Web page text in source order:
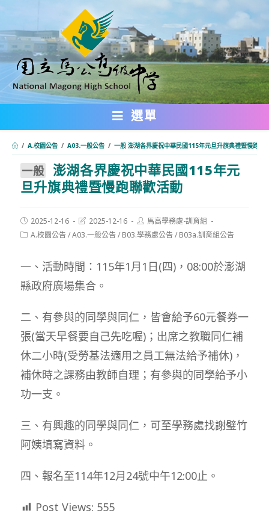
轉
主
要
內
選單
/ A.校園公告 / A03.一般公告 / 一般 澎湖各界慶祝中華民國115年元旦升旗典禮暨慢跑聯
一般 澎湖各界慶祝中華民國115年元
旦升旗典禮暨慢跑聯歡活動
Post
published:
2025-12-16
Post
modified:
2025-12-16
Post
author:
馬高學務處-訓育組
PostA.校園公告/A03.一般公告/ B03.學務處公告/ B03a.訓育組公告
一、活動時間：115年1月1日(四)，08:00於澎湖
縣政府廣場集合。
二、有參與的同學與同仁，皆會給予60元餐券一
張(當天早餐要自己先吃喔)；出席之教職同仁補
休二小時(受勞基法適用之員工無法給予補休)，
補休時之課務由教師自理；有參與的同學給予小
功一支。
三、有興趣的同學與同仁，可至學務處找謝璧竹
阿姨填寫資料。
四、報名至114年12月24號中午12:00止。
Post Views: 555